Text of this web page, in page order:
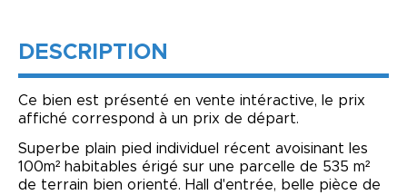
DESCRIPTION
Ce bien est présenté en vente intéractive, le prix
affiché correspond à un prix de départ.
Superbe plain pied individuel récent avoisinant les
100m² habitables érigé sur une parcelle de 535 m²
de terrain bien orienté. Hall d'entrée, belle pièce de